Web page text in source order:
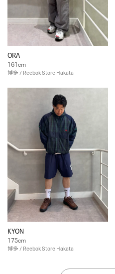
ORA
161cm
博多 / Reebok Store Hakata
KYON
175cm
博多 / Reebok Store Hakata